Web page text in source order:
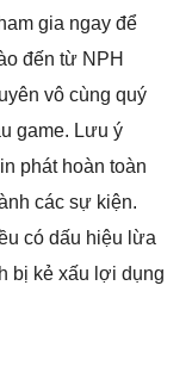
gia ngay để
đến từ NPH
vô cùng quý
game. Lưu ý
phát hoàn toàn
các sự kiện.
có dấu hiệu lừa
bị kẻ xấu lợi dụng